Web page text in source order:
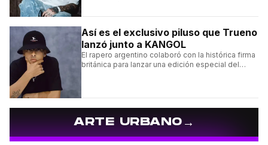
Así es el exclusivo piluso que Trueno
lanzó junto a KANGOL
El rapero argentino colaboró con la histórica firma
británica para lanzar una edición especial del
ARTE URBANO→